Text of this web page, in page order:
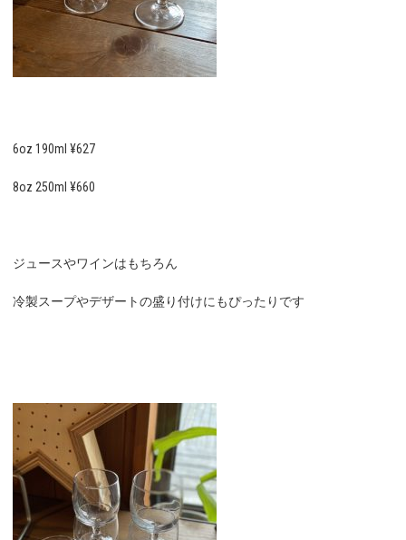
6oz 190ml ¥627
8oz 250ml ¥660
ジュースやワインはもちろん
冷製スープやデザートの盛り付けにもぴったりです